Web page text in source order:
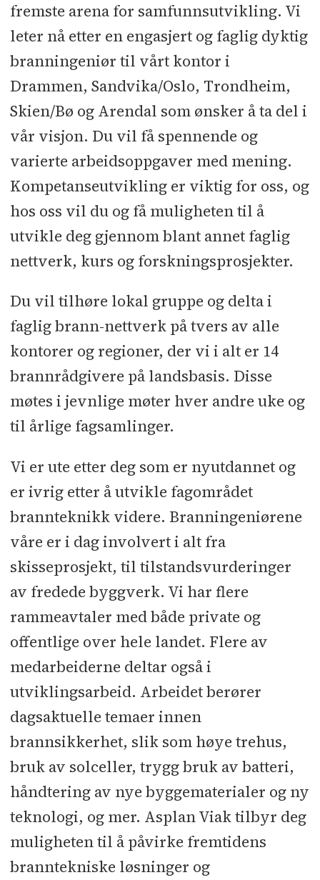
fremste arena for samfunnsutvikling. Vi
leter nå etter en engasjert og faglig dyktig
branningeniør til vårt kontor i
Drammen, Sandvika/Oslo, Trondheim,
Skien/Bø og Arendal som ønsker å ta del i
vår visjon. Du vil få spennende og
varierte arbeidsoppgaver med mening.
Kompetanseutvikling er viktig for oss, og
hos oss vil du og få muligheten til å
utvikle deg gjennom blant annet faglig
nettverk, kurs og forskningsprosjekter.
Du vil tilhøre lokal gruppe og delta i
faglig brann-nettverk på tvers av alle
kontorer og regioner, der vi i alt er 14
brannrådgivere på landsbasis. Disse
møtes i jevnlige møter hver andre uke og
til årlige fagsamlinger.
Vi er ute etter deg som er nyutdannet og
er ivrig etter å utvikle fagområdet
brannteknikk videre. Branningeniørene
våre er i dag involvert i alt fra
skisseprosjekt, til tilstandsvurderinger
av fredede byggverk. Vi har flere
rammeavtaler med både private og
offentlige over hele landet. Flere av
medarbeiderne deltar også i
utviklingsarbeid. Arbeidet berører
dagsaktuelle temaer innen
brannsikkerhet, slik som høye trehus,
bruk av solceller, trygg bruk av batteri,
håndtering av nye byggematerialer og ny
teknologi, og mer. Asplan Viak tilbyr deg
muligheten til å påvirke fremtidens
branntekniske løsninger og